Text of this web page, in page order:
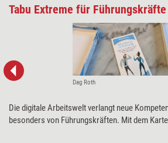
Tabu Extreme für Führungskräfte
Dag Roth
Die digitale Arbeitswelt verlangt neue
besonders von Führungskräften. Mit dem